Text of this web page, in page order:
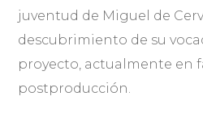
juventud de Miguel de
descubrimiento de su
proyecto, actualmente en
postproducción.